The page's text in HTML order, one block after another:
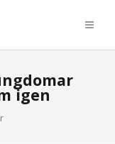
igen